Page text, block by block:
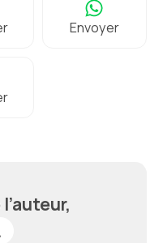
Envoyer